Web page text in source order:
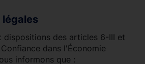
légales
dispositions des articles 6-III et
dans l'Économie
informons que :